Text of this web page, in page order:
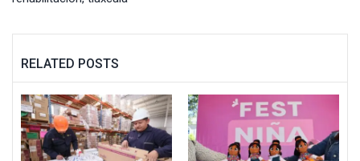
RELATED POSTS